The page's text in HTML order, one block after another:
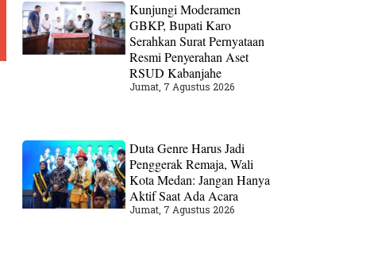
Kunjungi Moderamen
GBKP, Bupati Karo
Serahkan Surat Pernyataan
Resmi Penyerahan Aset
RSUD Kabanjahe
Jumat, 7 Agustus 2026
Duta Genre Harus Jadi
Penggerak Remaja, Wali
Kota Medan: Jangan Hanya
Aktif Saat Ada Acara
Jumat, 7 Agustus 2026